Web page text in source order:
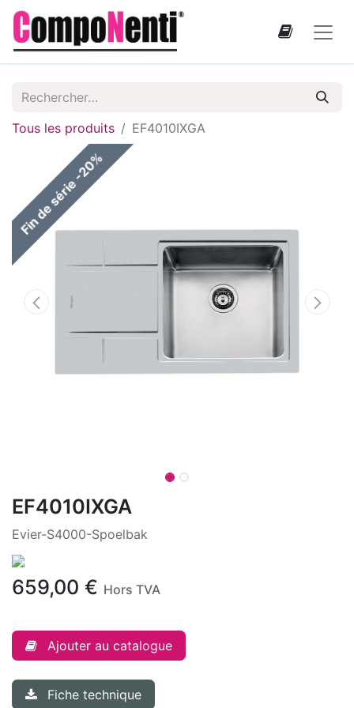
Tous les produits EF4010IXGA
Fin de série -20%
EF4010IXGA
Evier-S4000-Spoelbak
659,00 € Hors TVA
Ajouter au catalogue
Fiche technique